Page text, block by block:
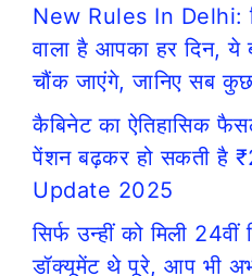
New Rules In Delhi:
वाला है आपका हर दिन,
चौंक जाएंगे, जानिए सब कुछ
कैबिनेट का ऐतिहासिक
पेंशन बढ़कर हो सकती है
Update 2025
सिर्फ उन्हीं को मिली
डॉक्यूमेंट थे पूरे, आप भी